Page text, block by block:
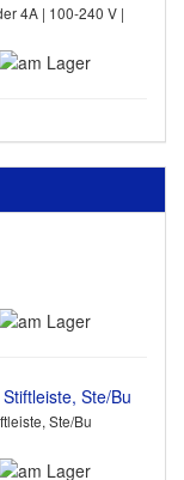
4A | 100-240 V |
Ste/Bu